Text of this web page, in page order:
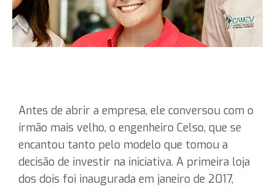
Antes de abrir a empresa, ele conversou com o
irmão mais velho, o engenheiro Celso, que se
encantou tanto pelo modelo que tomou a
decisão de investir na iniciativa. A primeira loja
dos dois foi inaugurada em janeiro de 2017,